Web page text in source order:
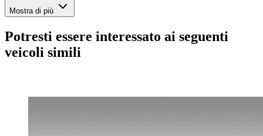
Mostra di più
Potresti essere interessato ai seguenti
veicoli simili